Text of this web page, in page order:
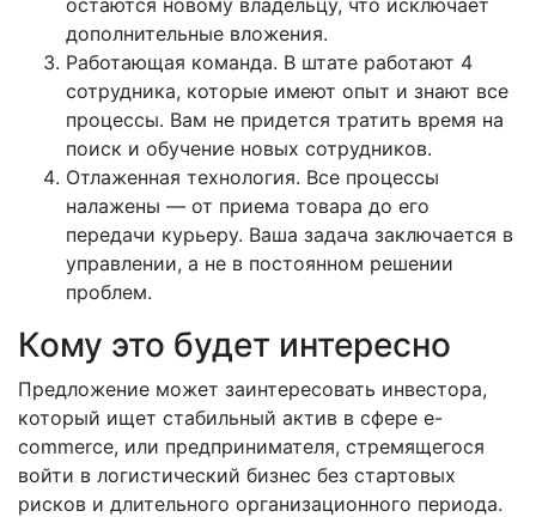
дополнительные вложения.
Работающая команда. В штате работают 4
сотрудника, которые имеют опыт и знают все
процессы. Вам не придется тратить время на
поиск и обучение новых сотрудников.
Отлаженная технология. Все процессы
налажены — от приема товара до его
передачи курьеру. Ваша задача заключается в
управлении, а не в постоянном решении
проблем.
Кому это будет интересно
Предложение может заинтересовать инвестора,
который ищет стабильный актив в сфере e-
commerce, или предпринимателя, стремящегося
войти в логистический бизнес без стартовых
рисков и длительного организационного периода.